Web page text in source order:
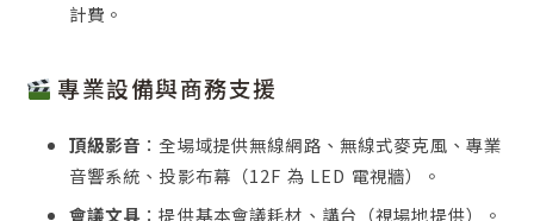
計費。
專業設備與商務支援
頂級影音 ：全場域提供無線網路、無線式麥克風、專業
音響系統、投影布幕（12F 為 LED 電視牆）。
會議文具 ：提供基本會議耗材、講台（視場地提供）。